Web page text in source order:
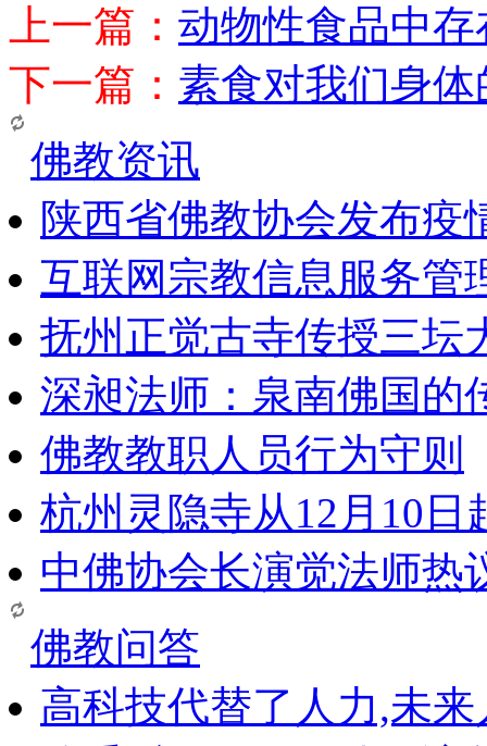
上一篇： 动物性食品中
下一篇： 素食对我们身体
佛教资讯
陕西省佛教协会发布疫
互联网宗教信息服务管
抚州正觉古寺传授三坛
深昶法师：泉南佛国的
佛教教职人员行为守则
杭州灵隐寺从12月10日
中佛协会长演觉法师热
佛教问答
高科技代替了人力,未